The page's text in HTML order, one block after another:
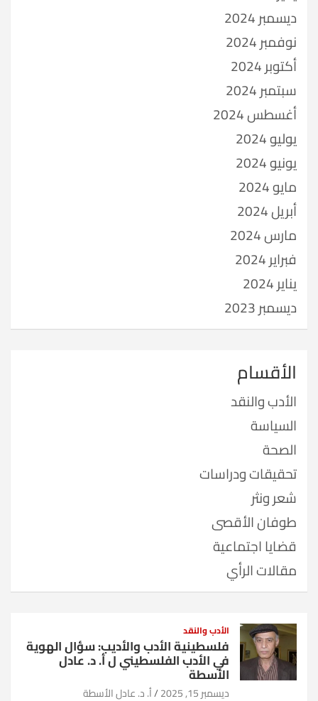
ديسمبر 2024
نوفمبر 2024
أكتوبر 2024
سبتمبر 2024
أغسطس 2024
يوليو 2024
يونيو 2024
مايو 2024
أبريل 2024
مارس 2024
فبراير 2024
يناير 2024
ديسمبر 2023
الأقسام
الأدب والنقد
السياسة
الصحة
تحقيقات ودراسات
شعر ونثر
طوفان الأقصى
قضايا اجتماعية
مقالات الرأي
الأدب والنقد
فلسطينية الأدب والأديب: سؤال الهوية
في الأدب الفلسطيني ل أ. د. عادل
الأسطة
ديسمبر 15, 2025 أ. د. عادل الأسطة